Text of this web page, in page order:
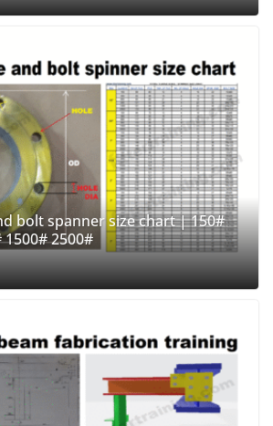
bolt spanner size chart | 150#
1500# 2500#